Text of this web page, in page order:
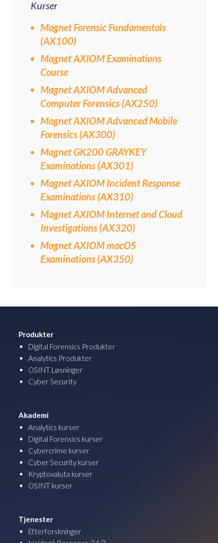
Kurser
Magnet Forensic Fundamentals
(AX100)
Magnet AXIOM Examinations
Course
Magnet AXIOM Advanced
Computer Forensics (AX250)
Magnet AXIOM Advanced Mobile
Forensics (AX300)
Magnet GK200 GRAYKEY
Examinations (AX301)
Magnet AXIOM Incident Response
Examinations (AX310)
Magnet AXIOM Internet and Cloud
Investigations (AX320)
Magnet AXIOM macOS
Examinations (AX350)
Produkter
Digital Forensics Produkter
Analytics Produkter
OSINT Løsninger
Cyber Security
Akademi
Analytics kurser
Digital Forensics kurser
Cybercrime kurser
Cyber Security kurser
Kryptovaluta kurser
OSINT kurser
Tjenester
Efterforskninger